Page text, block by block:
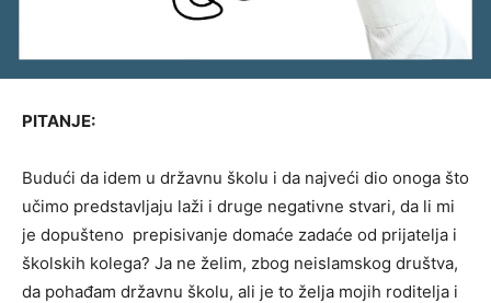
PITANJE:
Budući da idem u državnu školu i da najveći dio onoga što
učimo predstavljaju laži i druge negativne stvari, da li mi
je dopušteno prepisivanje domaće zadaće od prijatelja i
školskih kolega? Ja ne želim, zbog neislamskog društva,
da pohađam državnu školu, ali je to želja mojih roditelja i